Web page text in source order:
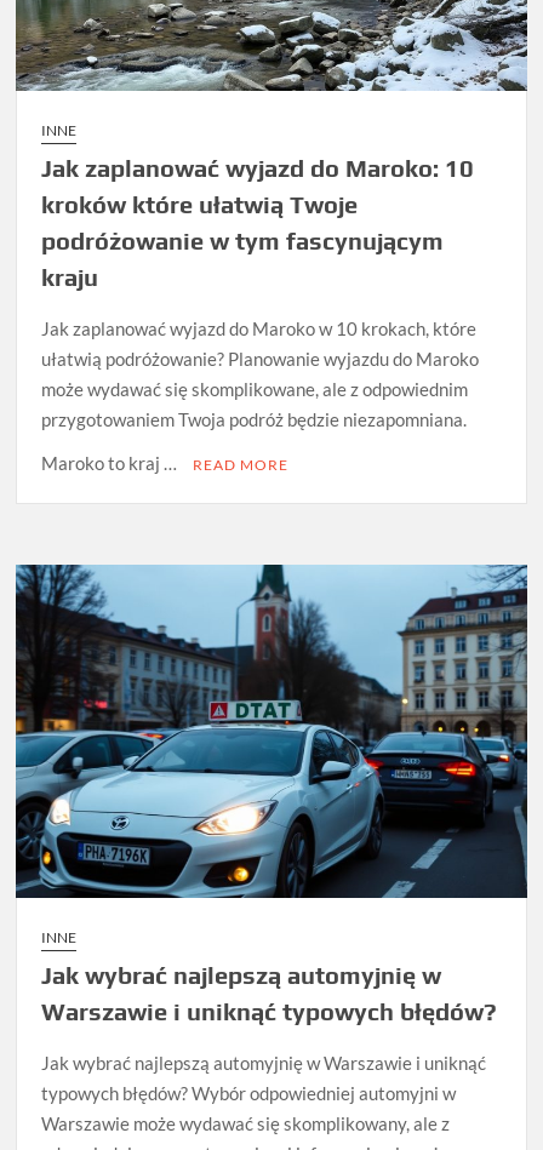
INNE
Jak zaplanować wyjazd do Maroko: 10
kroków które ułatwią Twoje
podróżowanie w tym fascynującym
kraju
Jak zaplanować wyjazd do Maroko w 10 krokach, które
ułatwią podróżowanie? Planowanie wyjazdu do Maroko
może wydawać się skomplikowane, ale z odpowiednim
przygotowaniem Twoja podróż będzie niezapomniana.
Maroko to kraj …
READ MORE
INNE
Jak wybrać najlepszą automyjnię w
Warszawie i uniknąć typowych błędów?
Jak wybrać najlepszą automyjnię w Warszawie i uniknąć
typowych błędów? Wybór odpowiedniej automyjni w
Warszawie może wydawać się skomplikowany, ale z